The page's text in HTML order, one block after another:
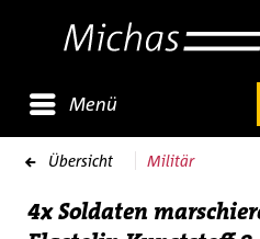
Menü
Übersicht Militär
4x Soldaten